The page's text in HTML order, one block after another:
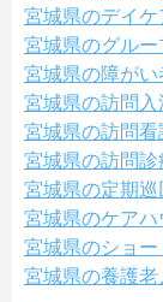
宮城県のデイケ
宮城県のグルー
宮城県の障がい
宮城県の訪問入
宮城県の訪問看
宮城県の訪問診
宮城県の定期巡
宮城県のケアハ
宮城県のショー
宮城県の養護老